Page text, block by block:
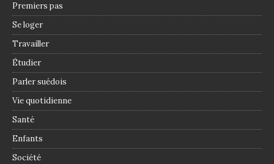
Premiers pas
Se loger
Travailler
Étudier
Parler suédois
Vie quotidienne
Santé
Enfants
Société